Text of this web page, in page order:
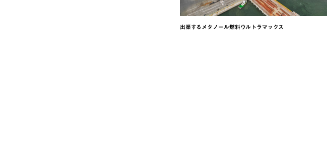
出渠するメタノール燃料ウルトラマックス